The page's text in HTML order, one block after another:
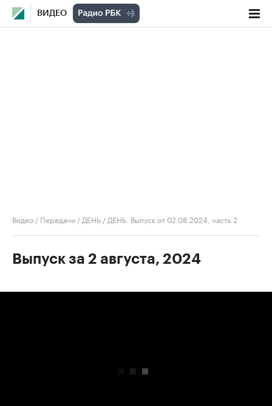
ВИДЕО
Видео / Передачи / ДЕНЬ / ДЕНЬ. Выпуск от 02.08.2024, часть 2
Выпуск за 2 августа, 2024